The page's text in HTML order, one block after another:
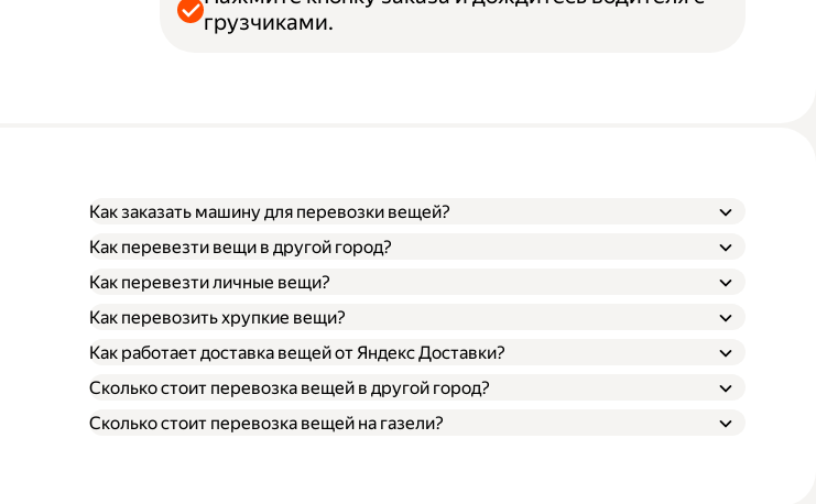
грузчиками.
Как заказать машину для перевозки вещей?
Как перевезти вещи в другой город?
Как перевезти личные вещи?
Как перевозить хрупкие вещи?
Как работает доставка вещей от Яндекс Доставки?
Сколько стоит перевозка вещей в другой город?
Сколько стоит перевозка вещей на газели?